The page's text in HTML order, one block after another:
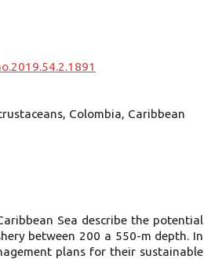
Colombia, Caribbean
Sea describe the potential
between 200 a 550-m depth. In
plans for their sustainable